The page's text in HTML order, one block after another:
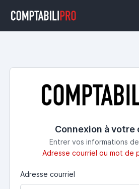
Connexion à votre
Entrer vos informations
Adresse courriel ou mot de
Adresse courriel